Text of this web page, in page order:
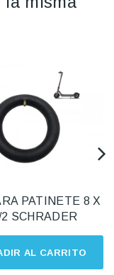
AL CARRITO
PATINETE 8 X
2 SCHRADER